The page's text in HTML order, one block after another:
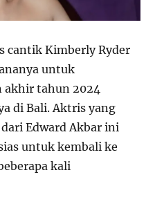
cantik Kimberly Ryder
untuk
akhir tahun 2024
di Bali. Aktris yang
Edward Akbar ini
untuk kembali ke
kali